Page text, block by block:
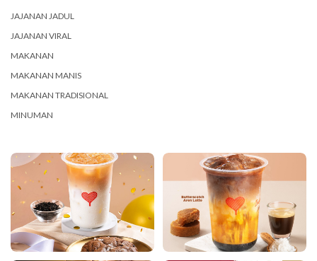
JAJANAN JADUL
JAJANAN VIRAL
MAKANAN
MAKANAN MANIS
MAKANAN TRADISIONAL
MINUMAN